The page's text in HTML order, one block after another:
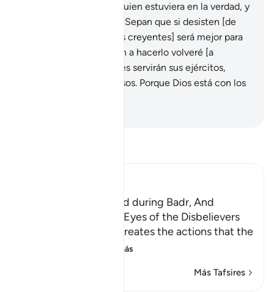
Allah's Signs displayed during Badr, And
throwing Sand in the Eyes of the Disbelievers
Allah states that He creates the actions that the
Leer más
Más Tafsires
pidieron que triunfara quien estuviera en la verdad, y
esto fue lo que ocurrió. Sepan que si desisten [de
combatir al Islam y a los creyentes] será mejor para
ustedes; pero si vuelven a hacerlo volveré [a
castigarlos] y de nada les servirán sus ejércitos,
aunque fueran numerosos. Porque Dios está con los